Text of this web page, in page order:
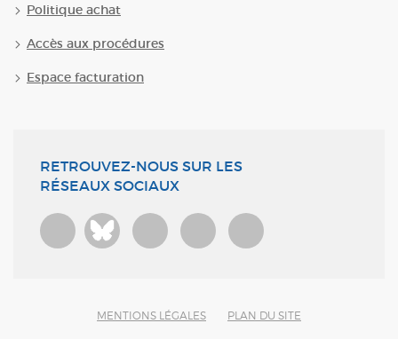
Politique achat
Accès aux procédures
Espace facturation
RETROUVEZ-NOUS SUR LES
RÉSEAUX SOCIAUX
Bluesky
MENTIONS LÉGALES PLAN DU SITE